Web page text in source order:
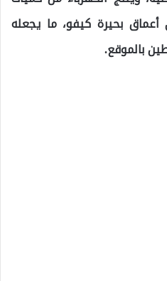
بحيرة كيفو، ما يجعله
بالموقع.